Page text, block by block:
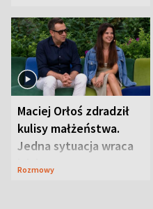
Maciej Orłoś zdradził
kulisy małżeństwa.
Jedna sytuacja wraca
jak bumerang
Rozmowy